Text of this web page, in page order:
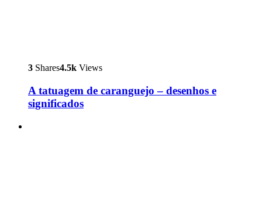
3 Shares4.5k Views
A tatuagem de caranguejo – desenhos e
significados